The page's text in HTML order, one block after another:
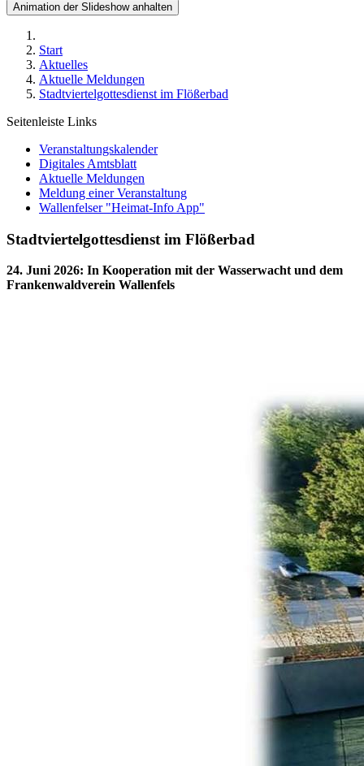
Animation der Slideshow anhalten
Start
Aktuelles
Aktuelle Meldungen
Stadtviertelgottesdienst im Flößerbad
Seitenleiste Links
Veranstaltungskalender
Digitales Amtsblatt
Aktuelle Meldungen
Meldung einer Veranstaltung
Wallenfelser "Heimat-Info App"
Stadtviertelgottesdienst im Flößerbad
24. Juni 2026: In Kooperation mit der Wasserwacht und dem
Frankenwaldverein Wallenfels